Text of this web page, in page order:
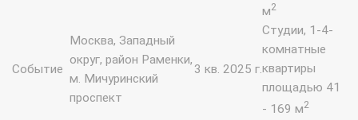
м2
Событие
Москва, Западный
округ, район Раменки,
м. Мичуринский
проспект
3 кв. 2025 г.
Студии, 1-4-
комнатные
квартиры
площадью 41
- 169 м2